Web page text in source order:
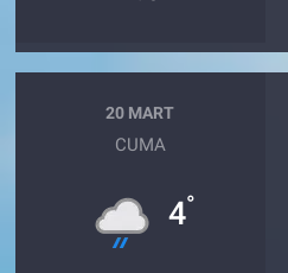
20 MART
CUMA
4°